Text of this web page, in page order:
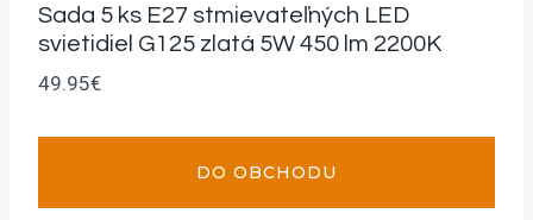
Sada 5 ks E27 stmievateľných LED
svietidiel G125 zlatá 5W 450 lm 2200K
49.95€
DO OBCHODU